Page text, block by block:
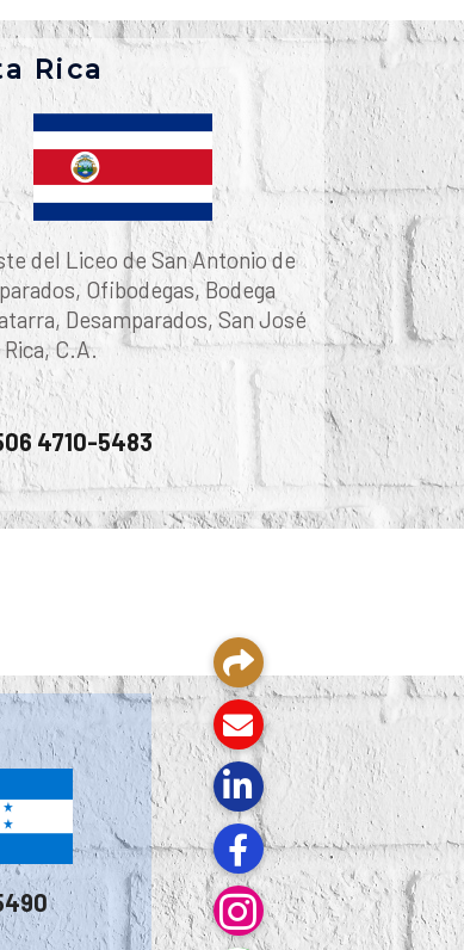
Rica
del Liceo de San Antonio de
Ofibodegas, Bodega
Desamparados, San José
C.A.
4710-5483